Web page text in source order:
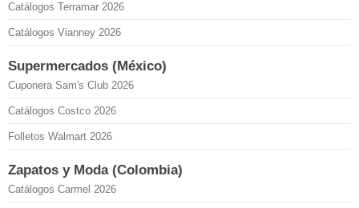
Catálogos Terramar 2026
Catálogos Vianney 2026
Supermercados (México)
Cuponera Sam's Club 2026
Catálogos Costco 2026
Folletos Walmart 2026
Zapatos y Moda (Colombia)
Catálogos Carmel 2026